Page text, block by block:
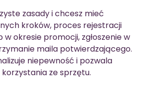
zasady i chcesz mieć
kroków, proces rejestracji
okresie promocji, zgłoszenie w
maila potwierdzającego.
niepewność i pozwala
ze sprzętu.